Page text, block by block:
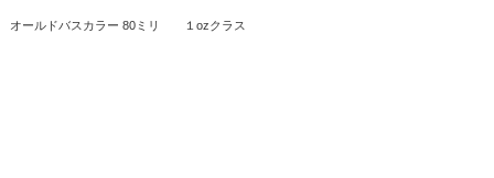
オールドバスカラー 80ミリ １ozクラス